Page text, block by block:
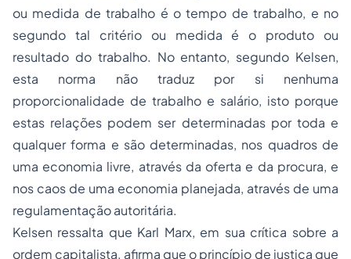
ou medida de trabalho é o tempo de trabalho, e no
segundo tal critério ou medida é o produto ou
resultado do trabalho. No entanto, segundo Kelsen,
esta norma não traduz por si nenhuma
proporcionalidade de trabalho e salário, isto porque
estas relações podem ser determinadas por toda e
qualquer forma e são determinadas, nos quadros de
uma economia livre, através da oferta e da procura, e
nos caos de uma economia planejada, através de uma
regulamentação autoritária.
Kelsen ressalta que Karl Marx, em sua crítica sobre a
ordem capitalista, afirma que o princípio de justiça que